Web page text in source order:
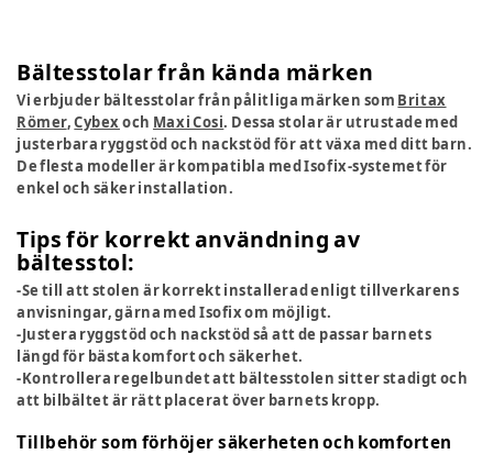
Bältesstolar från kända märken
Vi erbjuder bältesstolar från pålitliga märken som Britax
Römer,Cybexoch Maxi Cosi. Dessa stolar är utrustade med
justerbara ryggstöd och nackstöd för att växa med ditt barn.
De flesta modeller är kompatibla med Isofix-systemet för
enkel och säker installation.
Tips för korrekt användning av
bältesstol:
-Se till att stolen är korrekt installerad enligt tillverkarens
anvisningar, gärna med Isofix om möjligt.
-Justera ryggstöd och nackstöd så att de passar barnets
längd för bästa komfort och säkerhet.
-Kontrollera regelbundet att bältesstolen sitter stadigt och
att bilbältet är rätt placerat över barnets kropp.
Tillbehör som förhöjer säkerheten och komforten